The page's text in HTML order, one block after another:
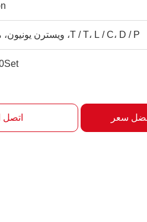
T / T، L / C، D / P، ويسترن يونيون، موني جرام
2000Set / سنة
سعر اتصل